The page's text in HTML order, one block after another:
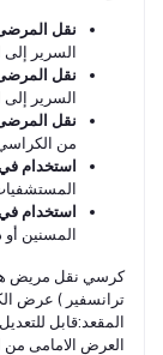
نقل
السرير
نقل
السرير إلى
نقل
من الكراسي
استخدام
استخدام
المسنين أو
كرسي نقل مريض